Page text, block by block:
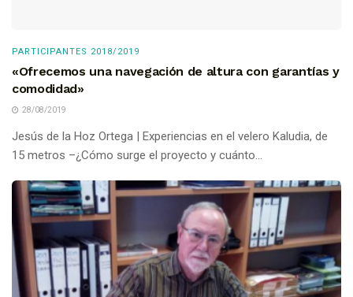
PARTICIPANTES 2018/2019
«Ofrecemos una navegación de altura con garantías y
comodidad»
28/08/2019
Jesús de la Hoz Ortega | Experiencias en el velero Kaludia, de
15 metros –¿Cómo surge el proyecto y cuánto...